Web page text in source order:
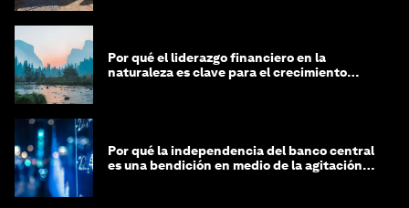
Por qué el liderazgo financiero en la
naturaleza es clave para el crecimiento
Por qué la independencia del banco central
es una bendición en medio de la agitación